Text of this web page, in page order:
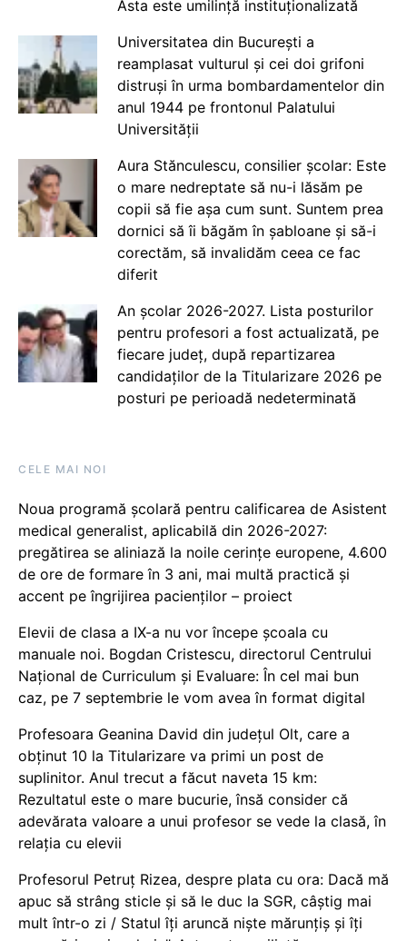
Asta este umilință instituționalizată
Universitatea din București a
reamplasat vulturul și cei doi grifoni
distruși în urma bombardamentelor din
anul 1944 pe frontonul Palatului
Universității
Aura Stănculescu, consilier școlar: Este
o mare nedreptate să nu-i lăsăm pe
copii să fie așa cum sunt. Suntem prea
dornici să îi băgăm în șabloane și să-i
corectăm, să invalidăm ceea ce fac
diferit
An școlar 2026-2027. Lista posturilor
pentru profesori a fost actualizată, pe
fiecare județ, după repartizarea
candidaților de la Titularizare 2026 pe
posturi pe perioadă nedeterminată
CELE MAI NOI
Noua programă școlară pentru calificarea de Asistent
medical generalist, aplicabilă din 2026-2027:
pregătirea se aliniază la noile cerințe europene, 4.600
de ore de formare în 3 ani, mai multă practică și
accent pe îngrijirea pacienților – proiect
Elevii de clasa a IX-a nu vor începe școala cu
manuale noi. Bogdan Cristescu, directorul Centrului
Național de Curriculum și Evaluare: În cel mai bun
caz, pe 7 septembrie le vom avea în format digital
Profesoara Geanina David din județul Olt, care a
obținut 10 la Titularizare va primi un post de
suplinitor. Anul trecut a făcut naveta 15 km:
Rezultatul este o mare bucurie, însă consider că
adevărata valoare a unui profesor se vede la clasă, în
relația cu elevii
Profesorul Petruț Rizea, despre plata cu ora: Dacă mă
apuc să strâng sticle și să le duc la SGR, câștig mai
mult într-o zi / Statul îți aruncă niște mărunțiș și îți